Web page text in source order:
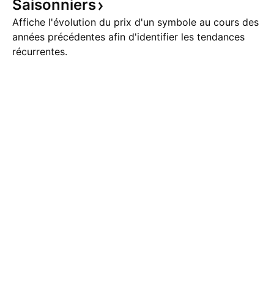
Saisonniers
Affiche l'évolution du prix d'un symbole au cours des
années précédentes afin d'identifier les tendances
récurrentes.